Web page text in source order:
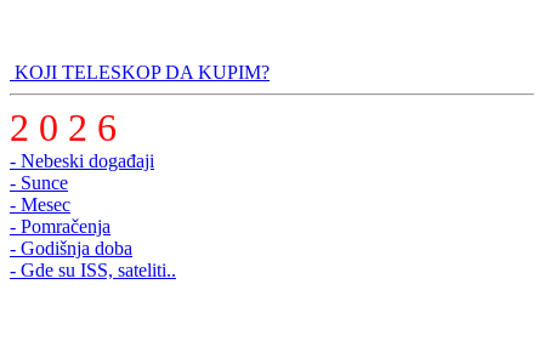
KOJI TELESKOP DA KUPIM?
2 0 2 6
- Nebeski događaji
- Sunce
- Mesec
- Pomračenja
- Godišnja doba
- Gde su ISS, sateliti..